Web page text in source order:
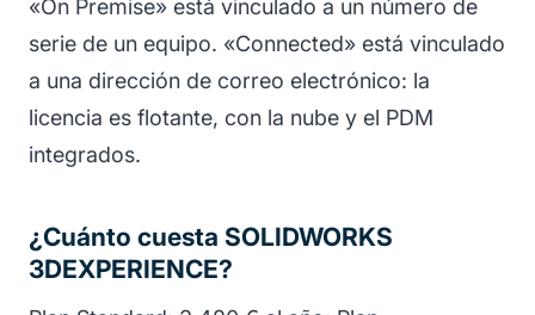
«On Premise» está vinculado a un número de
serie de un equipo. «Connected» está vinculado
a una dirección de correo electrónico: la
licencia es flotante, con la nube y el PDM
integrados.
¿Cuánto cuesta SOLIDWORKS
3DEXPERIENCE?